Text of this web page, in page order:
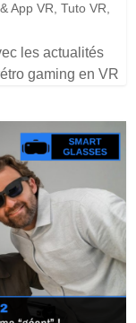
App VR ,Tuto VR
les actualités
gaming en VR